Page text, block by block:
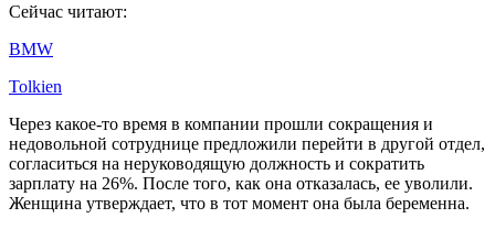
Сейчас читают:
BMW
Tolkien
Через какое-то время в компании прошли сокращения и
недовольной сотруднице предложили перейти в другой отдел,
согласиться на неруководящую должность и сократить
зарплату на 26%. После того, как она отказалась, ее уволили.
Женщина утверждает, что в тот момент она была беременна.